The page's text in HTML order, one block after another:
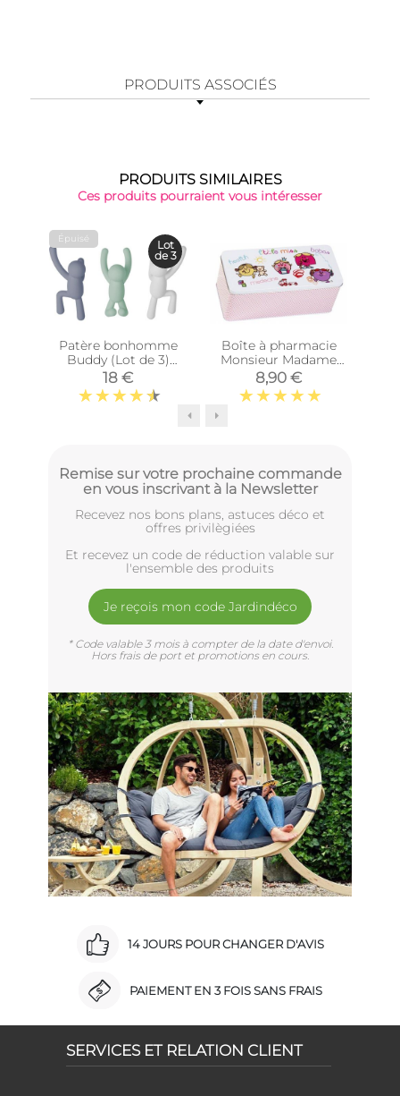
PRODUITS ASSOCIÉS
PRODUITS SIMILAIRES
Ces produits pourraient vous intéresser
Épuisé
Patère bonhomme
Buddy (Lot de 3)
(Lilas - Menthe -
Blanc)
18 €
Lot
de 3
Boîte à pharmacie
Monsieur Madame
(Little Miss)
8,90 €
Remise sur votre prochaine commande
en vous inscrivant à la Newsletter
Recevez nos bons plans, astuces déco et
offres privilègiées
Et recevez un code de réduction valable sur
l'ensemble des produits
Je reçois mon code Jardindéco
* Code valable 3 mois à compter de la date d'envoi.
Hors frais de port et promotions en cours.
14 JOURS POUR CHANGER D'AVIS
PAIEMENT EN 3 FOIS SANS FRAIS
SERVICES ET RELATION CLIENT